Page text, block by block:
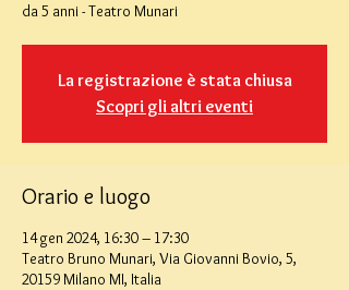
da 5 anni - Teatro Munari
La registrazione è stata chiusa
Scopri gli altri eventi
Orario e luogo
14 gen 2024, 16:30 – 17:30
Teatro Bruno Munari, Via Giovanni Bovio, 5,
20159 Milano MI, Italia